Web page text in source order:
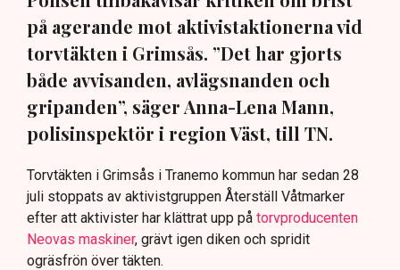
på agerande mot aktivistaktionerna vid
torvtäkten i Grimsås. ”Det har gjorts
både avvisanden, avlägsnanden och
gripanden”, säger Anna-Lena Mann,
polisinspektör i region Väst, till TN.
Torvtäkten i Grimsås i Tranemo kommun har sedan 28
juli stoppats av aktivistgruppen Återställ Våtmarker
efter att aktivister har klättrat upp på torvproducenten
Neovas maskiner, grävt igen diken och spridit
ogräsfrön över täkten.